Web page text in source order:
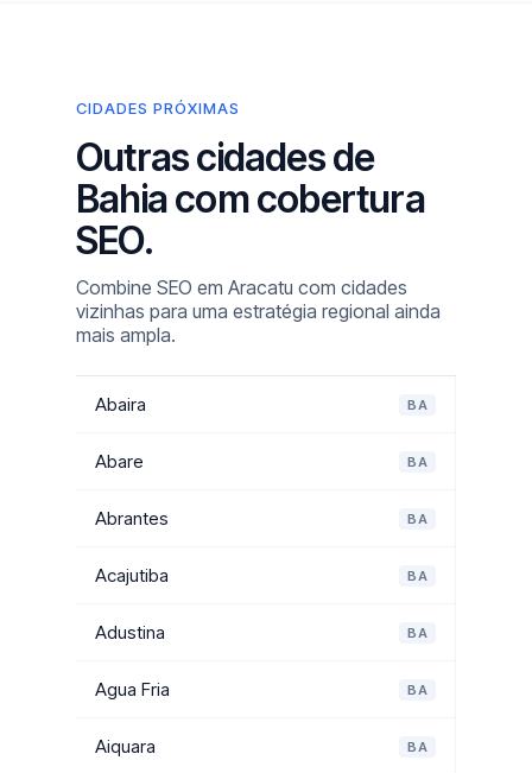
CIDADES PRÓXIMAS
Outras cidades de
Bahia com cobertura
SEO.
Combine SEO em Aracatu com cidades
vizinhas para uma estratégia regional ainda
mais ampla.
Abaira BA
Abare BA
Abrantes BA
Acajutiba BA
Adustina BA
Agua Fria BA
Aiquara BA